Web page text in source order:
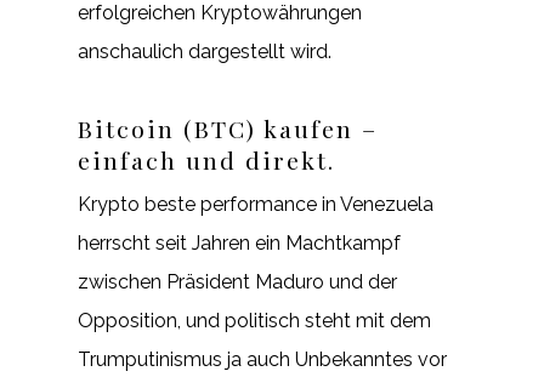
erfolgreichen Kryptowährungen
anschaulich dargestellt wird.
Bitcoin (BTC) kaufen –
einfach und direkt.
Krypto beste performance in Venezuela
herrscht seit Jahren ein Machtkampf
zwischen Präsident Maduro und der
Opposition, und politisch steht mit dem
Trumputinismus ja auch Unbekanntes vor